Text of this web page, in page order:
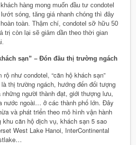
hàng mong muốn đầu tư condotel
lướt sóng, tăng giá nhanh chóng thì đây
hoàn toàn. Thậm chí, condotel sỡ hữu 50
trị còn lại sẽ giảm dần theo thời gian
sạn” – Đón đầu thị trường ngách
rộ như condotel, “căn hộ khách sạn”
thị trường ngách, hướng đến đối tượng
những người thành đạt, giới thượng lưu,
nước ngoài… ở các thành phố lớn. Đây
và phát triển theo mô hình vận hành
khu căn hộ dịch vụ, khách sạn 5 sao
West Lake Hanoi, InterContinental